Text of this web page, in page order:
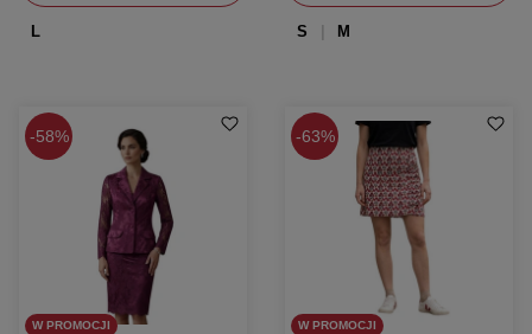
L S M
58%
W PROMOCJI
63%
W PROMOCJI